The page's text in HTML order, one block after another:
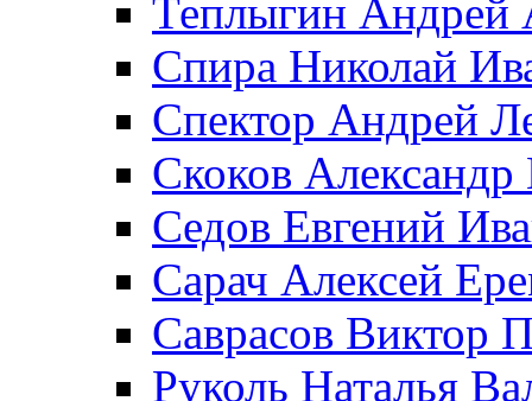
Теплыгин Андрей
Спира Николай
Спектор Андрей
Скоков
Седов Евгений
Сарач Алексей
Саврасов Виктор
Руколь Наталья